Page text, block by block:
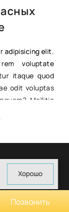
adipisicing elit.
voluptate
itaque quod
odit voluptas
Mollitia
illo
Labore animi
autem,
aperiam
unde eos
voluptas
Хорошо
Позвонить